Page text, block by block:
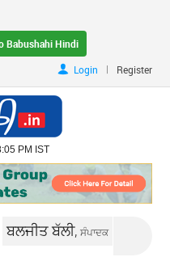
Babushahi Hindi
Login
| Register
PM IST
ਬਲਜੀਤ ਬੱਲੀ,ਸੰਪਾਦਕ